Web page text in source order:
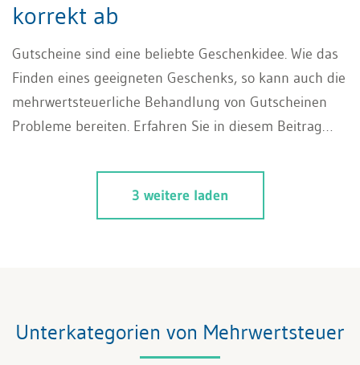
korrekt ab
Gutscheine sind eine beliebte Geschenkidee. Wie das
Finden eines geeigneten Geschenks, so kann auch die
mehrwertsteuerliche Behandlung von Gutscheinen
Probleme bereiten. Erfahren Sie in diesem Beitrag
3 weitere laden
Unterkategorien von Mehrwertsteuer